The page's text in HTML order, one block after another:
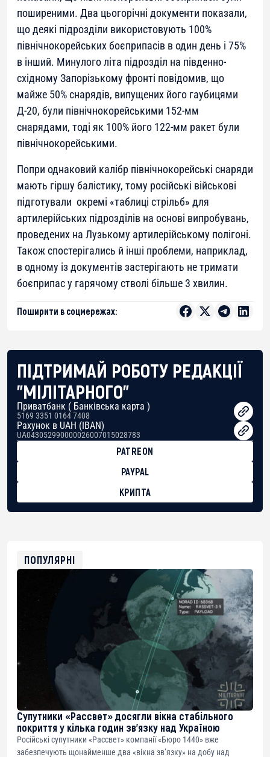
поширеними. Два цьогорічні документи показали,
що деякі підрозділи використовують 100%
північнокорейських боєприпасів в один день і 75%
в інший. Минулого літа підрозділ на південно-
східному Запорізькому фронті повідомив, що
майже 50% снарядів, випущених його гаубицями
Д-20, були північнокорейськими 152-мм
снарядами, тоді як 100% його 122-мм ракет були
північнокорейськими.
Попри однаковий калібр північнокорейські снаряди
мають гіршу балістику, тому російські військові
підготували окремі «таблиці стрільб» для
артилерійських підрозділів на основі випробувань,
проведених на Лузькому артилерійському полігоні.
Також спостерігались й інші проблеми, наприклад,
в одному із документів застерігають не тримати
боєприпас у гарячому стволі більше 3 хвилин.
Поширити в соцмережах:
ПІДТРИМАЙ РОБОТУ РЕДАКЦІЇ
"МІЛІТАРНОГО"
Приватбанк ( Банківська карта )
5169 3351 0164 7408
Рахунок в UAH (IBAN)
UA043052990000026007015028783
PATREON
PAYPAL
КРИПТА
0xfD02863D3289416fcF50975c9DFda13623f97758
ПОПУЛЯРНІ
Супутники «Рассвет» досягли вікна стабільного
покриття у кілька годин зв’язку над Україною
Російські супутники «Рассвет» компанії «Бюро 1440» вже
забезпечують щонайменше два «вікна зв’язку» на добу над